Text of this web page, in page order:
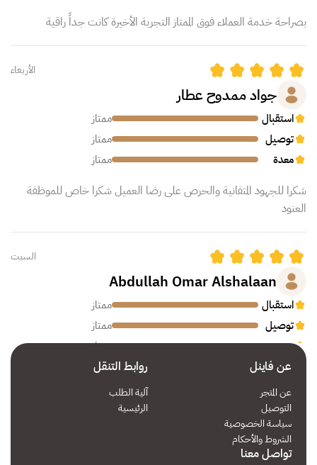
بصراحة خدمة العملاء فوق الممتاز التجربة الأخيرة كانت جداً راقية
الأربعاء
جواد ممدوح عطار
استقبال
ممتاز
توصيل
ممتاز
معدة
ممتاز
شكرا للجهود المتفانية والحرص على رضا العميل شكرا خاص للموظفة
العنود
السبت
Abdullah Omar Alshalaan
استقبال
ممتاز
توصيل
ممتاز
معدة
ممتاز
كل شيء تمام
Saleh mohammed
عن فاينل
عن المتجر
التوصيل
سياسة الخصوصية
الشروط والأحكام
روابط التنقل
آلية الطلب
الرئيسية
تواصل معنا